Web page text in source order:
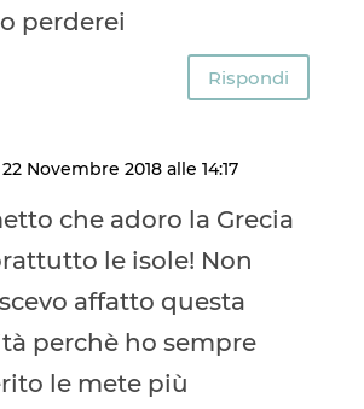
perderei
Rispondi
Novembre 2018 alle 14:17
che adoro la Grecia
le isole! Non
affatto questa
perchè ho sempre
le mete più